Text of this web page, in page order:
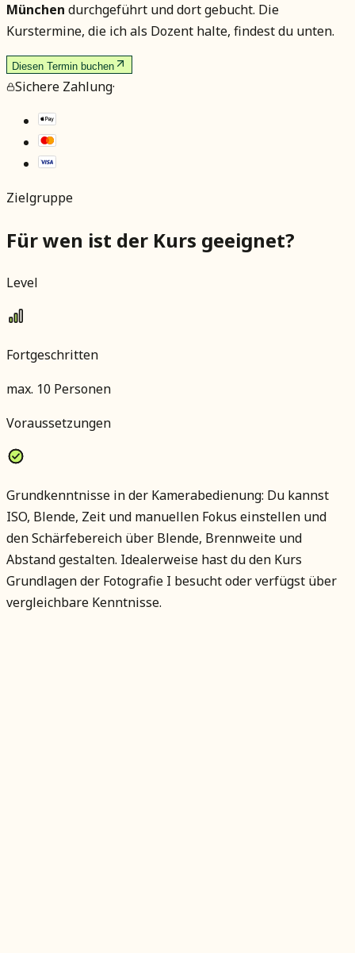
München durchgeführt und dort gebucht. Die
Kurstermine, die ich als Dozent halte, findest du unten.
Diesen Termin buchen
Sichere Zahlung·
Zielgruppe
Für wen ist der Kurs geeignet?
Level
Fortgeschritten
max. 10 Personen
Voraussetzungen
Grundkenntnisse in der Kamerabedienung: Du kannst
ISO, Blende, Zeit und manuellen Fokus einstellen und
den Schärfebereich über Blende, Brennweite und
Abstand gestalten. Idealerweise hast du den Kurs
Grundlagen der Fotografie I besucht oder verfügst über
vergleichbare Kenntnisse.